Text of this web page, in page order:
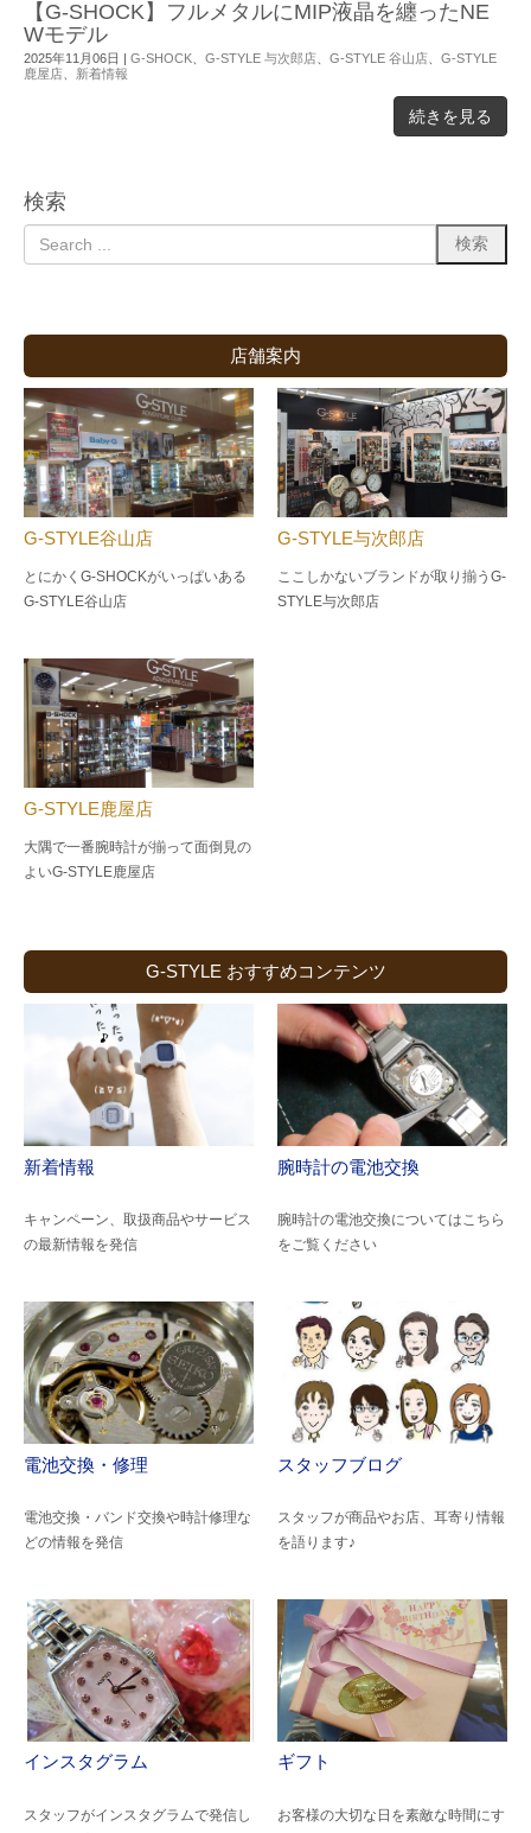
【G-SHOCK】フルメタルにMIP液晶を纏ったNE
Wモデル
2025年11月06日 | G-SHOCK G-STYLE 与次郎店 G-STYLE 谷山店
G-STYLE
鹿屋店
新着情報
続きを見る
検索
店舗案内
G-STYLE谷山店
とにかくG-SHOCKがいっぱいある
G-STYLE谷山店
G-STYLE与次郎店
ここしかないブランドが取り揃うG-
STYLE与次郎店
G-STYLE鹿屋店
大隅で一番腕時計が揃って面倒見の
よいG-STYLE鹿屋店
G-STYLE おすすめコンテンツ
新着情報
キャンペーン、取扱商品やサービス
の最新情報を発信
腕時計の電池交換
腕時計の電池交換についてはこちら
をご覧ください
電池交換・修理
電池交換・バンド交換や時計修理な
どの情報を発信
スタッフブログ
スタッフが商品やお店、耳寄り情報
を語ります♪
インスタグラム
スタッフがインスタグラムで発信し
ギフト
お客様の大切な日を素敵な時間にす